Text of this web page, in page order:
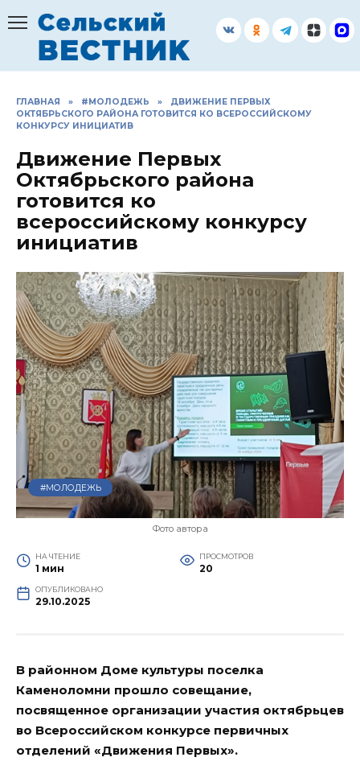
содержанию
ГЛАВНАЯ » #МОЛОДЕЖЬ »
ДВИЖЕНИЕ ПЕРВЫХ
ОКТЯБРЬСКОГО РАЙОНА ГОТОВИТСЯ КО ВСЕРОССИЙСКОМУ
КОНКУРСУ ИНИЦИАТИВ
Движение Первых
Октябрьского района
готовится ко
всероссийскому конкурсу
инициатив
#МОЛОДЕЖЬ
Фото автора
НА ЧТЕНИЕ
1 мин
ПРОСМОТРОВ
20
ОПУБЛИКОВАНО
29.10.2025
В районном Доме культуры поселка
Каменоломни прошло совещание,
посвященное организации участия октябрьцев
во Всероссийском конкурсе первичных
отделений «Движения Первых».